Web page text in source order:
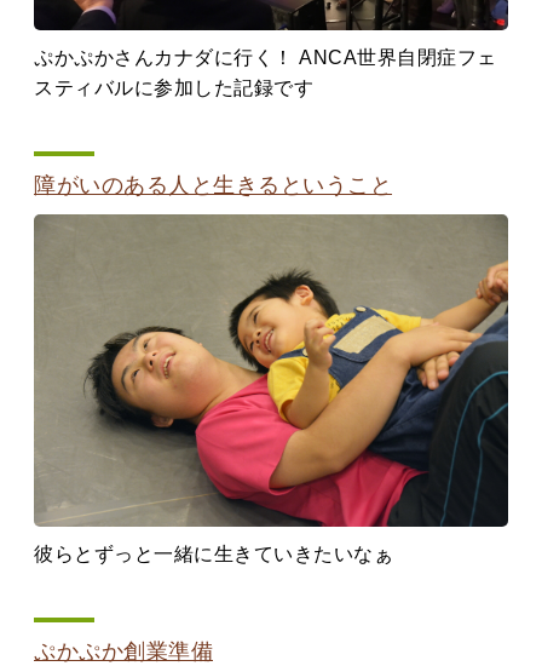
ぷかぷかさんカナダに行く！ ANCA世界自閉症フェ
スティバルに参加した記録です
障がいのある人と生きるということ
彼らとずっと一緒に生きていきたいなぁ
ぷかぷか創業準備